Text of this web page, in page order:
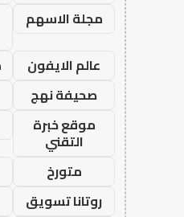
مجلة الاسهم
عالم الايفون
صحيفة نهج
موقع خبرة
التقني
متورخ
روتانا تسويق